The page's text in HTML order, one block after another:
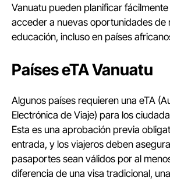
Vanuatu pueden planificar
acceder a nuevas oportunidades de
educación, incluso en países
Países eTA Vanuatu
Algunos países requieren una eTA
Electrónica de Viaje) para los
Esta es una aprobación previa
entrada, y los viajeros deben
pasaportes sean válidos por al
diferencia de una visa tradicional,